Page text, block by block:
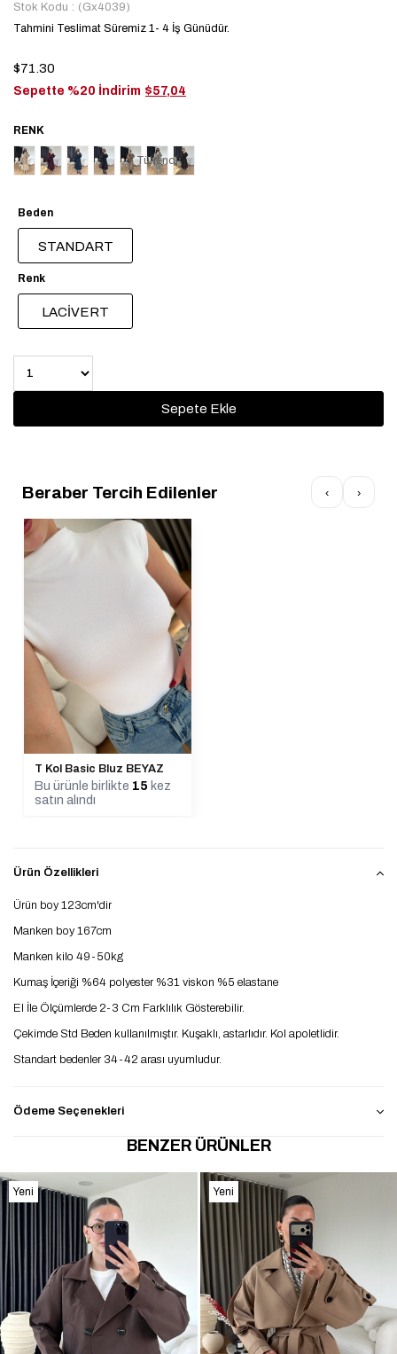
Stok Kodu
(Gx4039)
Tahmini Teslimat Süremiz 1- 4 İş Günüdür.
$71.30
Sepette %20 İndirim $57,04
Tükendi
Beden
STANDART
Renk
LACİVERT
Beraber Tercih Edilenler ‹ ›
T Kol Basic Bluz BEYAZ
Bu ürünle birlikte 15 kez
satın alındı
Ürün Özellikleri
Ürün boy 123cm'dir
Manken boy 167cm
Manken kilo 49-50kg
Kumaş İçeriği %64 polyester %31 viskon %5 elastane
El İle Ölçümlerde 2-3 Cm Farklılık Gösterebilir.
Çekimde Std Beden kullanılmıştır. Kuşaklı, astarlıdır. Kol apoletlidir.
Standart bedenler 34-42 arası uyumludur.
Ödeme Seçenekleri
BENZER ÜRÜNLER
Yeni
Yeni